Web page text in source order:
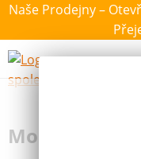
Naše Prodejny –
Modelovací